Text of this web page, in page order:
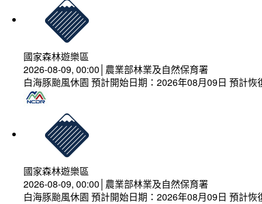
國家森林遊樂區
2026-08-09, 00:00│農業部林業及自然保育署
白海豚颱風休園 預計開始日期：2026年08月09日 預計
國家森林遊樂區
2026-08-09, 00:00│農業部林業及自然保育署
白海豚颱風休園 預計開始日期：2026年08月09日 預計